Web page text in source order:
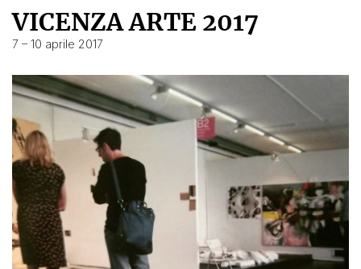
VICENZA ARTE 2017
7 – 10 aprile 2017